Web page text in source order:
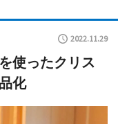
2022.11.29
使ったクリス
化